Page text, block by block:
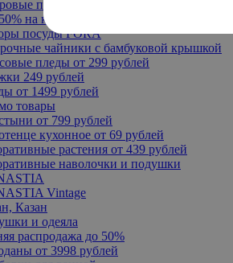
полотенца
на ковры
посуды FORA
чайники с бамбуковой крышкой
пледы от 299 рублей
249 рублей
от 1499 рублей
товары
от 799 рублей
кухонное от 69 рублей
растения от 439 рублей
наволочки и подушки
Vintage
Казан
и одеяла
распродажа до 50%
от 3998 рублей